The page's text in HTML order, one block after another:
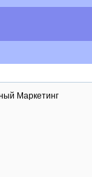
Маркетинг